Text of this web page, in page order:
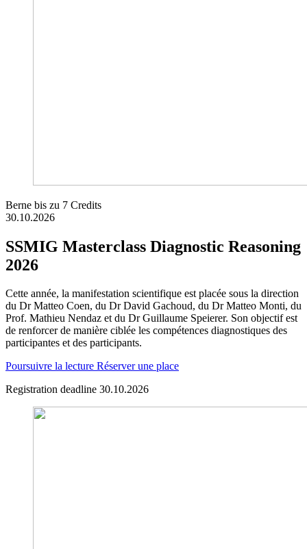
Berne bis zu 7 Credits
30.10.2026
SSMIG Masterclass Diagnostic Reasoning
2026
Cette année, la manifestation scientifique est placée sous la direction
du Dr Matteo Coen, du Dr David Gachoud, du Dr Matteo Monti, du
Prof. Mathieu Nendaz et du Dr Guillaume Speierer. Son objectif est
de renforcer de manière ciblée les compétences diagnostiques des
participantes et des participants.
Poursuivre la lecture Réserver une place
Registration deadline 30.10.2026